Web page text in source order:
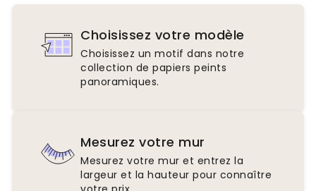
Choisissez votre modèle
Choisissez un motif dans notre
collection de papiers peints
panoramiques.
Mesurez votre mur
Mesurez votre mur et entrez la
largeur et la hauteur pour connaître